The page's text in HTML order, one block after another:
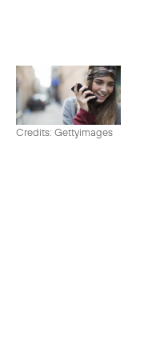
Credits: Gettyimages